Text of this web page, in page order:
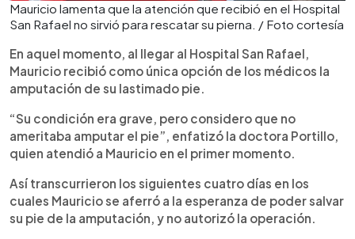
Mauricio lamenta que la atención que recibió en el Hospital
San Rafael no sirvió para rescatar su pierna. / Foto cortesía
En aquel momento, al llegar al Hospital San Rafael,
Mauricio recibió como única opción de los médicos la
amputación de su lastimado pie.
“Su condición era grave, pero considero que no
ameritaba amputar el pie”, enfatizó la doctora Portillo,
quien atendió a Mauricio en el primer momento.
Así transcurrieron los siguientes cuatro días en los
cuales Mauricio se aferró a la esperanza de poder salvar
su pie de la amputación, y no autorizó la operación.